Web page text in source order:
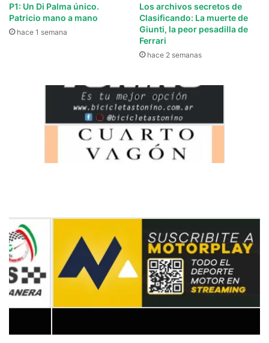
P1: Un Di Palma único.
Patricio mano a mano
hace 1 semana
Los archivos secretos de
Clasificando: La muerte de
Giunti, la peor pesadilla de
Ferrari
hace 2 semanas